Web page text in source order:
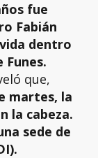
fue
Fabián
dentro
Funes.
que,
martes, la
la cabeza.
sede de